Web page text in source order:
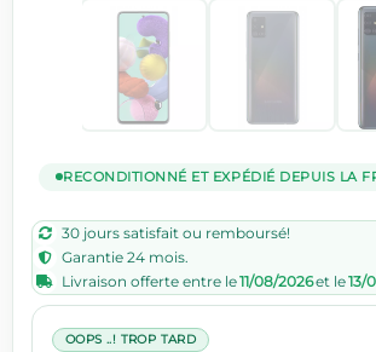
RECONDITIONNÉ ET EXPÉDIÉ DEPUIS LA
30 jours satisfait ou remboursé!
Garantie 24 mois.
Livraison offerte entre le11/08/2026et le13/
OOPS ..! TROP TARD